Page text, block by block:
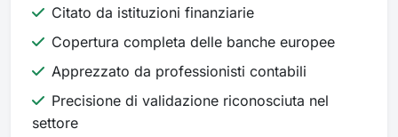
Citato da istituzioni finanziarie
Copertura completa delle banche europee
Apprezzato da professionisti contabili
Precisione di validazione riconosciuta nel
settore